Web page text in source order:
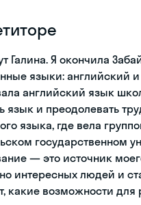
Галина. Я окончила
языки: английский
английский язык
язык и преодолевать
языка, где вела
государственном
— это источник
интересных людей и
какие возможности для